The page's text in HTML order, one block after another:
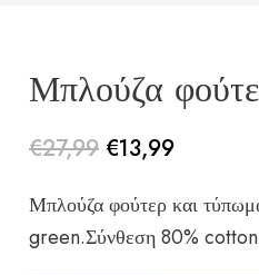
Μπλούζα
€27,99
price
was:
€13,99
τρέχουσα
τιμή
Μπλούζα φούτερ και
green.Σύνθεση 80%